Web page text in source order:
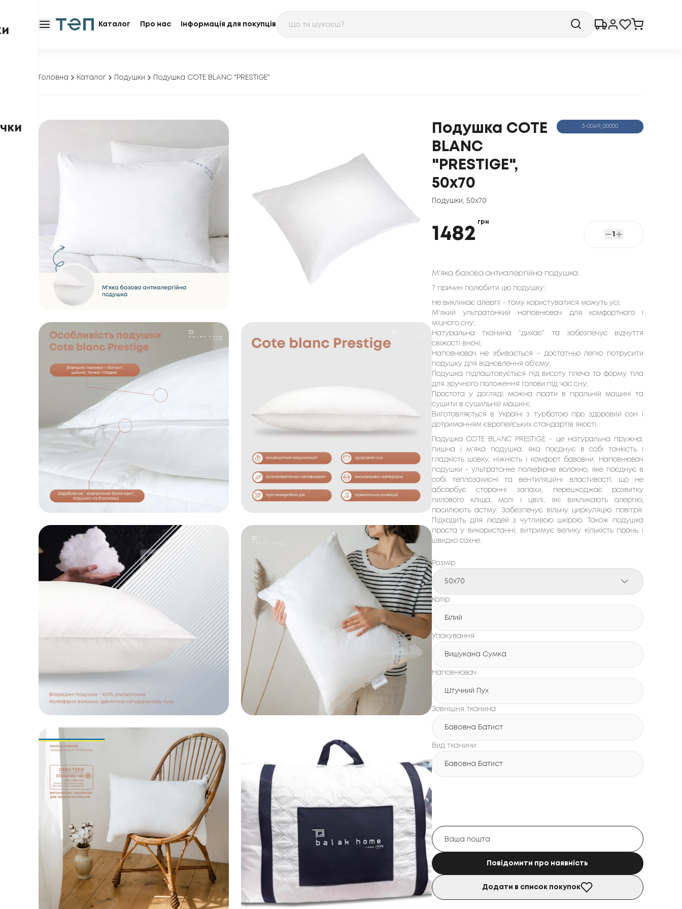
Каталог Про нас Інформація для покупців
Головна Каталог Подушки Подушка COTE BLANC "PRESTIGE"
Подушка COTE
BLANC
"PRESTIGE",
50x70
Подушки 50x70
3-00419_00000
1482
грн
1
М'яка базова антиалергійна подушка.
7 причин полюбити цю подушку:
Не викликає алергії - тому користуватися можуть усі;
М'який ультратонкий наповнювач для комфортного і
міцного сну;
Натуральна тканина “дихає” та забезпечує відчуття
свіжості вночі;
Наповнювач не збивається - достатньо легко потрусити
подушку для відновлення об'єму;
Подушка підлаштовується під висоту плеча та форму тіла
для зручного положення голови під час сну;
Простота у догляді: можна прати в пральній машині та
сушити в сушильній машині;
Виготовляється в Україні з турботою про здоровий сон і
дотриманням європейських стандартів якості.
Подушка COTE BLANC PRESTIGE - це натуральна пружна,
пишна і м'яка подушка, яка поєднує в собі тонкість і
гладкість шовку, ніжність і комфорт бавовни. Наповнювач
подушки - ультратонке поліефірне волокно, яке поєднує в
собі теплозахисні та вентиляційні властивості, що не
абсорбує сторонні запахи, перешкоджає розвитку
пилового кліща, молі і цвілі, які викликають алергію,
посилюють астму. Забезпечує вільну циркуляцію повітря.
Підходить для людей з чутливою шкірою. Також подушка
проста у використанні, витримує велику кількість прань і
швидко сохне.
Розмір
50x70
Колір
Білий
Упакування
Вишукана Сумка
Наповнювач
Штучний Пух
Зовнішня тканина
Бавовна Батист
Вид тканини
Бавовна Батист
Повідомити про наявність
Додати в список покупок